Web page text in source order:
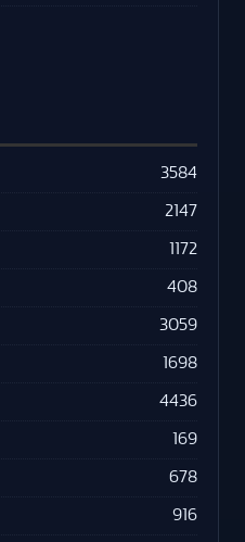
3584
2147
1172
408
3059
1698
4436
169
678
916